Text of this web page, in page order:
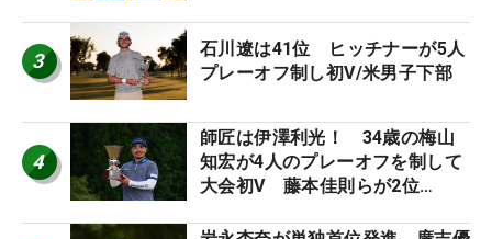
STAGE JOYX OPEN】
3
石川遼は41位 ヒッチナーが5人
プレーオフ制し初V/米男子下部
4
師匠は伊澤利光！ 34歳の梅山
知宏が4人のプレーオフを制して
大会初V 藤本佳則らが2位